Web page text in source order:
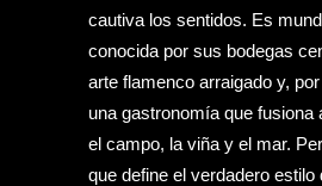
cautiva los sentidos. Es
conocida por sus bodegas
arte flamenco arraigado y,
una gastronomía que fusiona
el campo, la viña y el mar.
que define el verdadero estilo